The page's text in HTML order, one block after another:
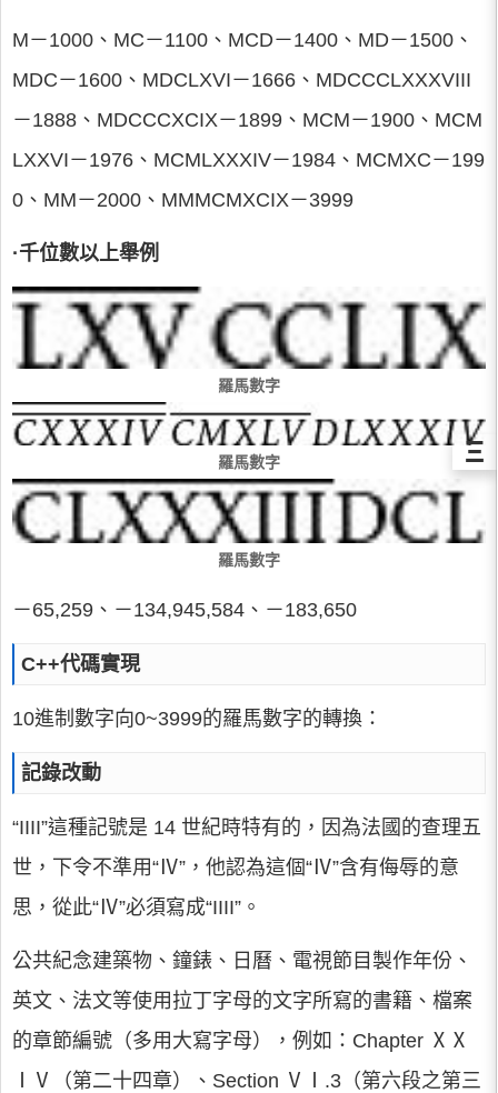
M－1000、MC－1100、MCD－1400、MD－1500、
MDC－1600、MDCLXVI－1666、MDCCCLXXXVIII
－1888、MDCCCXCIX－1899、MCM－1900、MCM
LXXVI－1976、MCMLXXXIV－1984、MCMXC－199
0、MM－2000、MMMCMXCIX－3999
·千位數以上舉例
羅馬數字
羅馬數字
羅馬數字
－65,259、－134,945,584、－183,650
C++代碼實現
10進制數字向0~3999的羅馬數字的轉換：
記錄改動
“IIII”這種記號是 14 世紀時特有的，因為法國的查理五
世，下令不準用“Ⅳ”，他認為這個“Ⅳ”含有侮辱的意
思，從此“Ⅳ”必須寫成“IIII”。
公共紀念建築物、鐘錶、日曆、電視節目製作年份、
英文、法文等使用拉丁字母的文字所寫的書籍、檔案
的章節編號（多用大寫字母），例如：Chapter ⅩⅩ
ⅠⅤ（第二十四章）、Section ⅤⅠ.3（第六段之第三
Ξ